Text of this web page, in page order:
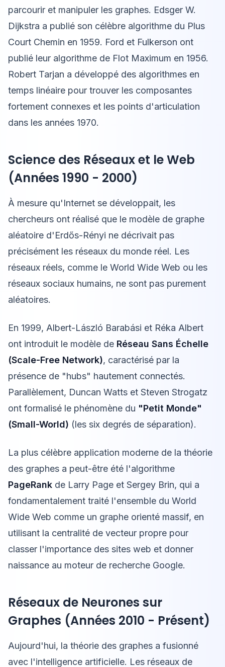
parcourir et manipuler les graphes. Edsger W.
Dijkstra a publié son célèbre algorithme du Plus
Court Chemin en 1959. Ford et Fulkerson ont
publié leur algorithme de Flot Maximum en 1956.
Robert Tarjan a développé des algorithmes en
temps linéaire pour trouver les composantes
fortement connexes et les points d'articulation
dans les années 1970.
Science des Réseaux et le Web
(Années 1990 - 2000)
À mesure qu'Internet se développait, les
chercheurs ont réalisé que le modèle de graphe
aléatoire d'Erdős-Rényi ne décrivait pas
précisément les réseaux du monde réel. Les
réseaux réels, comme le World Wide Web ou les
réseaux sociaux humains, ne sont pas purement
aléatoires.
En 1999, Albert-László Barabási et Réka Albert
ont introduit le modèle de Réseau Sans Échelle
(Scale-Free Network), caractérisé par la
présence de "hubs" hautement connectés.
Parallèlement, Duncan Watts et Steven Strogatz
ont formalisé le phénomène du "Petit Monde"
(Small-World) (les six degrés de séparation).
La plus célèbre application moderne de la théorie
des graphes a peut-être été l'algorithme
PageRank de Larry Page et Sergey Brin, qui a
fondamentalement traité l'ensemble du World
Wide Web comme un graphe orienté massif, en
utilisant la centralité de vecteur propre pour
classer l'importance des sites web et donner
naissance au moteur de recherche Google.
Réseaux de Neurones sur
Graphes (Années 2010 - Présent)
Aujourd'hui, la théorie des graphes a fusionné
avec l'intelligence artificielle. Les réseaux de